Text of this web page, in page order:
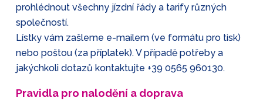
prohlédnout všechny jízdní řády a tarify různých
společností.
Lístky vám zašleme e-mailem (ve formátu pro tisk)
nebo poštou (za příplatek). V případě potřeby a
jakýchkoli dotazů kontaktujte +39 0565 960130.
Pravidla pro nalodění a doprava